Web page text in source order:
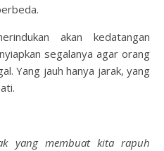
akan kedatangan
segalanya agar orang
Yang jauh hanya jarak, yang
yang membuat kita rapuh